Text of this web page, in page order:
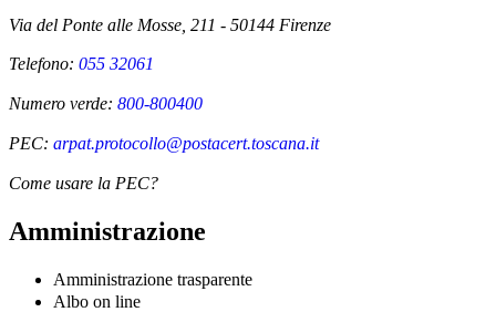
Via del Ponte alle Mosse, 211 - 50144 Firenze
Telefono: 055 32061
Numero verde: 800-800400
PEC: arpat.protocollo@postacert.toscana.it
Come usare la PEC?
Amministrazione
Amministrazione trasparente
Albo on line